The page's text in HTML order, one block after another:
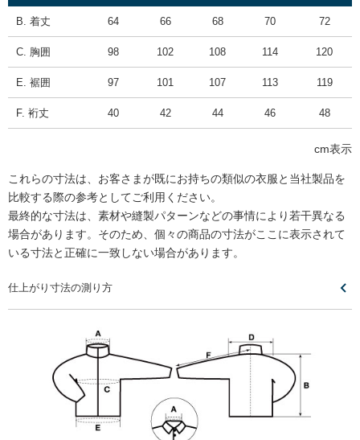
B. 着丈 64 66 68 70 72
C. 胸囲 98 102 108 114 120
E. 裾囲 97 101 107 113 119
F. 裄丈 40 42 44 46 48
cm表示
これらの寸法は、お客さまが既にお持ちの類似の衣服と当社製品を
比較する際の参考としてご利用ください。
最終的な寸法は、素材や縫製パターンなどの事情により若干異なる
場合があります。そのため、個々の商品の寸法がここに表示されて
いる寸法と正確に一致しない場合があります。
仕上がり寸法の測り方